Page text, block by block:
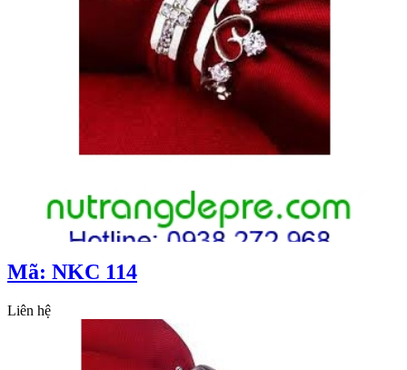
Mã: NKC 114
Liên hệ